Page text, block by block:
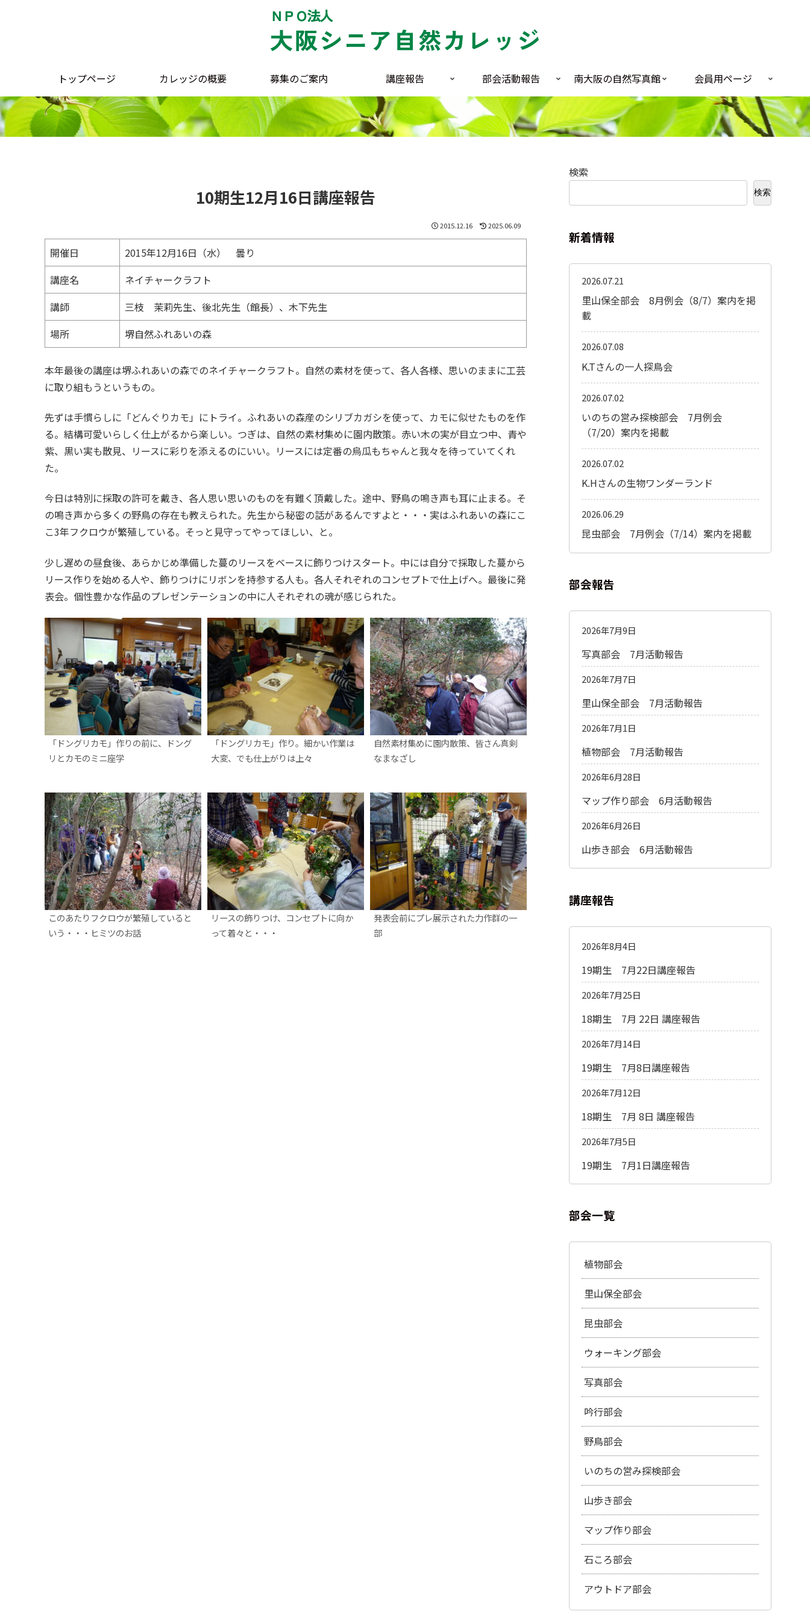
トップページ カレッジの概要 募集のご案内 講座報告 部会活動報告 南大阪の自然写真館 会員用ページ
10期生12月16日講座報告
2015.12.16 2025.06.09
開催日
2015年12月16日（水） 曇り
講座名
ネイチャークラフト
講師
三枝 茉莉先生、後北先生（館長）、木下先生
場所
堺自然ふれあいの森
本年最後の講座は堺ふれあいの森でのネイチャークラフト。自然の素材を使って、各人各様、思いのままに工芸
に取り組もうというもの。
先ずは手慣らしに「どんぐりカモ」にトライ。ふれあいの森産のシリブカガシを使って、カモに似せたものを作
る。結構可愛いらしく仕上がるから楽しい。つぎは、自然の素材集めに園内散策。赤い木の実が目立つ中、青や
紫、黒い実も散見、リースに彩りを添えるのにいい。リースには定番の烏瓜もちゃんと我々を待っていてくれ
た。
今日は特別に採取の許可を戴き、各人思い思いのものを有難く頂戴した。途中、野鳥の鳴き声も耳に止まる。そ
の鳴き声から多くの野鳥の存在も教えられた。先生から秘密の話があるんですよと・・・実はふれあいの森にこ
こ3年フクロウが繁殖している。そっと見守ってやってほしい、と。
少し遅めの昼食後、あらかじめ準備した蔓のリースをベースに飾りつけスタート。中には自分で採取した蔓から
リース作りを始める人や、飾りつけにリボンを持参する人も。各人それぞれのコンセプトで仕上げへ。最後に発
表会。個性豊かな作品のプレゼンテーションの中に人それぞれの魂が感じられた。
「ドングリカモ」作りの前に、ドング
リとカモのミニ座学
「ドングリカモ」作り。細かい作業は
大変、でも仕上がりは上々
自然素材集めに園内散策、皆さん真剣
なまなざし
このあたりフクロウが繁殖していると
いう・・・ヒミツのお話
リースの飾りつけ、コンセプトに向か
って着々と・・・
発表会前にプレ展示された力作群の一
部
検索
検索
新着情報
里山保全部会 8月例会（8/7）案内を掲
載
2026.07.21
K.Tさんの一人探鳥会
2026.07.08
いのちの営み探検部会 7月例会
（7/20）案内を掲載
2026.07.02
K.Hさんの生物ワンダーランド
2026.07.02
昆虫部会 7月例会（7/14）案内を掲載
2026.06.29
部会報告
2026年7月9日
写真部会 7月活動報告
2026年7月7日
里山保全部会 7月活動報告
2026年7月1日
植物部会 7月活動報告
2026年6月28日
マップ作り部会 6月活動報告
2026年6月26日
山歩き部会 6月活動報告
講座報告
2026年8月4日
19期生 7月22日講座報告
2026年7月25日
18期生 7月 22日 講座報告
2026年7月14日
19期生 7月8日講座報告
2026年7月12日
18期生 7月 8日 講座報告
2026年7月5日
19期生 7月1日講座報告
部会一覧
植物部会
里山保全部会
昆虫部会
ウォーキング部会
写真部会
吟行部会
野鳥部会
いのちの営み探検部会
山歩き部会
マップ作り部会
石ころ部会
アウトドア部会